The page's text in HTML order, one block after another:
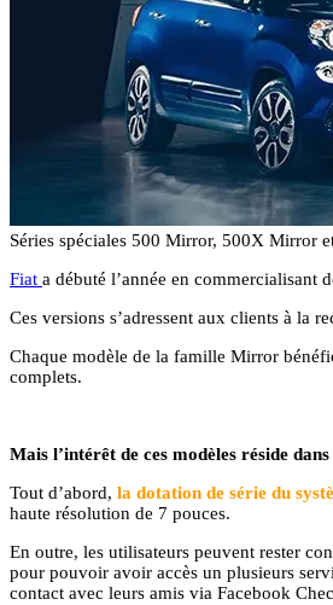
Séries spéciales 500 Mirror, 500X Mirror
Fiat a débuté l’année en commercialisant
Ces versions s’adressent aux clients à la
Chaque modèle de la famille Mirror
complets.
Mais l’intérêt de ces modèles réside
Tout d’abord, la dotation de série du
haute résolution de 7 pouces.
En outre, les utilisateurs peuvent rester
pour pouvoir avoir accès un plusieurs
contact avec leurs amis via Facebook